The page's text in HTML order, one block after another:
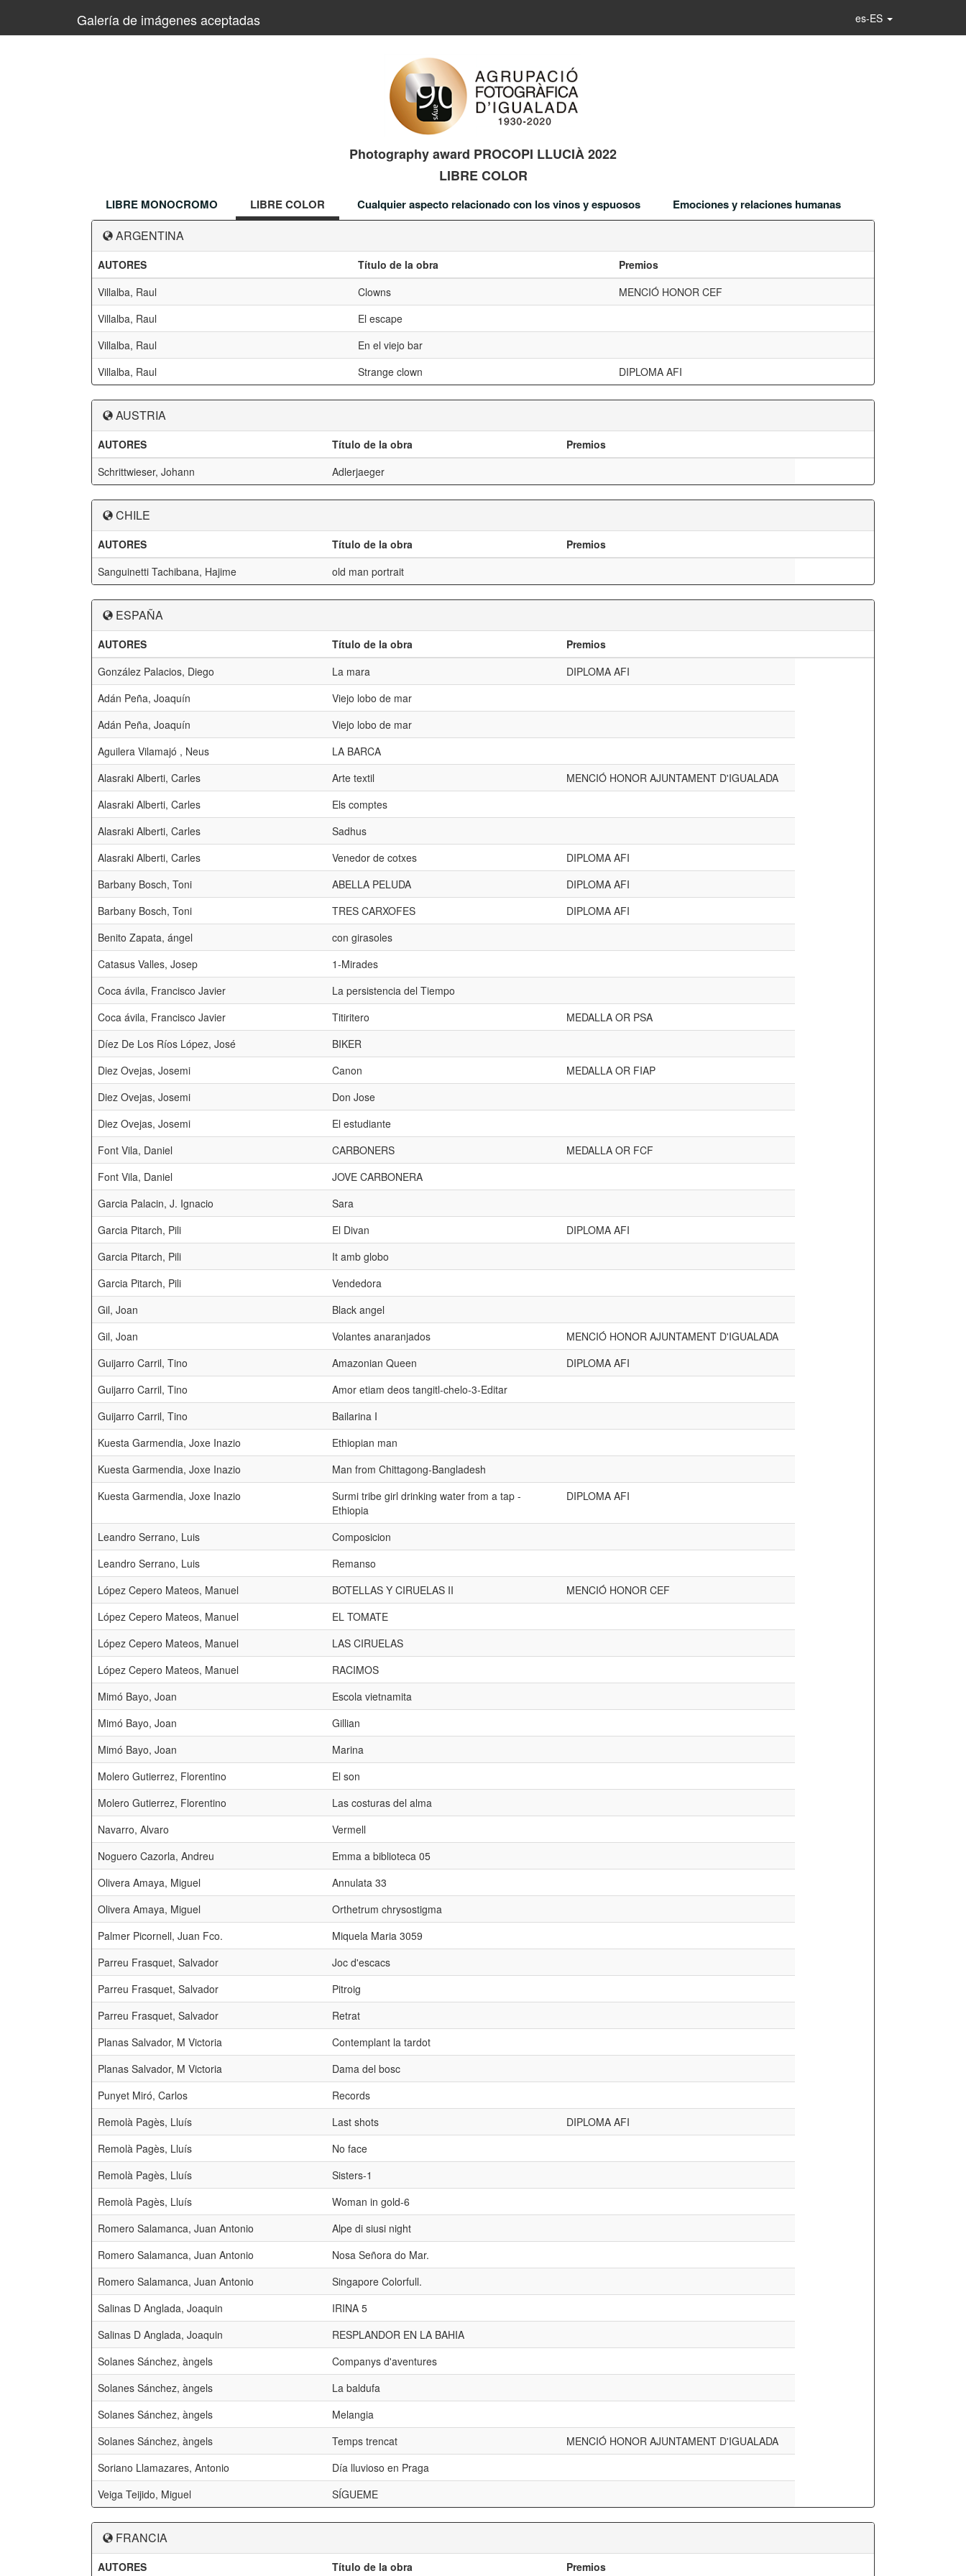
Galería de imágenes aceptadas es-ES
Photography award PROCOPI LLUCIÀ 2022
LIBRE COLOR
LIBRE MONOCROMO LIBRE COLOR Cualquier aspecto relacionado con los vinos y espuosos Emociones y relaciones humanas
ARGENTINA
AUTORES Título de la obra
Premios
Villalba, Raul
Clowns
MENCIÓ HONOR CEF
Villalba, Raul
El escape
Villalba, Raul
En el viejo bar
Villalba, Raul
Strange clown DIPLOMA AFI
AUSTRIA
AUTORES Título de la obra
Premios
Schrittwieser, Johann
Adlerjaeger
CHILE
AUTORES Título de la obra
Premios
Sanguinetti Tachibana, Hajime
old man portrait
ESPAÑA
AUTORES Título de la obra
Premios
González Palacios, Diego
La mara
DIPLOMA AFI
Adán Peña, Joaquín
Viejo lobo de mar
Adán Peña, Joaquín
Viejo lobo de mar
Aguilera Vilamajó , Neus
LA BARCA
Alasraki Alberti, Carles
Arte textil
MENCIÓ HONOR AJUNTAMENT D'IGUALADA
Alasraki Alberti, Carles
Els comptes
Alasraki Alberti, Carles
Sadhus
Alasraki Alberti, Carles
Venedor de cotxes
DIPLOMA AFI
Barbany Bosch, Toni
ABELLA PELUDA
DIPLOMA AFI
Barbany Bosch, Toni
TRES CARXOFES
DIPLOMA AFI
Benito Zapata, ángel
con girasoles
Catasus Valles, Josep
1-Mirades
Coca ávila, Francisco Javier
La persistencia del Tiempo
Coca ávila, Francisco Javier
Titiritero
MEDALLA OR PSA
Díez De Los Ríos López, José
BIKER
Diez Ovejas, Josemi
Canon
MEDALLA OR FIAP
Diez Ovejas, Josemi
Don Jose
Diez Ovejas, Josemi
El estudiante
Font Vila, Daniel
CARBONERS
MEDALLA OR FCF
Font Vila, Daniel
JOVE CARBONERA
Garcia Palacin, J. Ignacio
Sara
Garcia Pitarch, Pili
El Divan
DIPLOMA AFI
Garcia Pitarch, Pili
It amb globo
Garcia Pitarch, Pili
Vendedora
Gil, Joan
Black angel
Gil, Joan
Volantes anaranjados
MENCIÓ HONOR AJUNTAMENT D'IGUALADA
Guijarro Carril, Tino
Amazonian Queen
DIPLOMA AFI
Guijarro Carril, Tino
Amor etiam deos tangitl-chelo-3-Editar
Guijarro Carril, Tino
Bailarina I
Kuesta Garmendia, Joxe Inazio
Ethiopian man
Kuesta Garmendia, Joxe Inazio
Man from Chittagong-Bangladesh
Kuesta Garmendia, Joxe Inazio
Surmi tribe girl drinking water from a tap -
Ethiopia
DIPLOMA AFI
Leandro Serrano, Luis
Composicion
Leandro Serrano, Luis
Remanso
López Cepero Mateos, Manuel
BOTELLAS Y CIRUELAS II
MENCIÓ HONOR CEF
López Cepero Mateos, Manuel
EL TOMATE
López Cepero Mateos, Manuel
LAS CIRUELAS
López Cepero Mateos, Manuel
RACIMOS
Mimó Bayo, Joan
Escola vietnamita
Mimó Bayo, Joan
Gillian
Mimó Bayo, Joan
Marina
Molero Gutierrez, Florentino
El son
Molero Gutierrez, Florentino
Las costuras del alma
Navarro, Alvaro
Vermell
Noguero Cazorla, Andreu
Emma a biblioteca 05
Olivera Amaya, Miguel
Annulata 33
Olivera Amaya, Miguel
Orthetrum chrysostigma
Palmer Picornell, Juan Fco.
Miquela Maria 3059
Parreu Frasquet, Salvador
Joc d'escacs
Parreu Frasquet, Salvador
Pitroig
Parreu Frasquet, Salvador
Retrat
Planas Salvador, M Victoria
Contemplant la tardot
Planas Salvador, M Victoria
Dama del bosc
Punyet Miró, Carlos
Records
Remolà Pagès, Lluís
Last shots
DIPLOMA AFI
Remolà Pagès, Lluís
No face
Remolà Pagès, Lluís
Sisters-1
Remolà Pagès, Lluís
Woman in gold-6
Romero Salamanca, Juan Antonio
Alpe di siusi night
Romero Salamanca, Juan Antonio
Nosa Señora do Mar.
Romero Salamanca, Juan Antonio
Singapore Colorfull.
Salinas D Anglada, Joaquin
IRINA 5
Salinas D Anglada, Joaquin
RESPLANDOR EN LA BAHIA
Solanes Sánchez, àngels
Companys d'aventures
Solanes Sánchez, àngels
La baldufa
Solanes Sánchez, àngels
Melangia
Solanes Sánchez, àngels
Temps trencat
MENCIÓ HONOR AJUNTAMENT D'IGUALADA
Soriano Llamazares, Antonio
Día lluvioso en Praga
Veiga Teijido, Miguel
SÍGUEME
FRANCIA
AUTORES Título de la obra Premios